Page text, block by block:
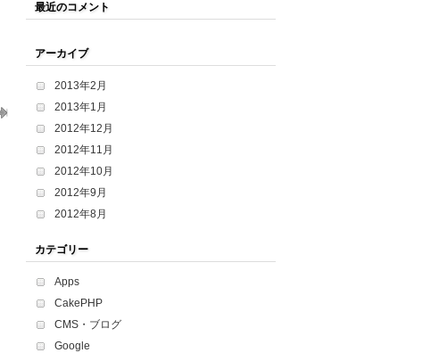
最近のコメント
アーカイブ
2013年2月
2013年1月
2012年12月
2012年11月
2012年10月
2012年9月
2012年8月
カテゴリー
Apps
CakePHP
CMS・ブログ
Google